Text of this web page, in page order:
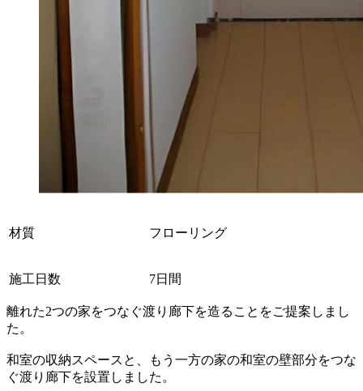
材質 フローリング
施工日数 7日間
離れた2つの家をつなぐ渡り廊下を造ることをご提案しまし
た。
和室の収納スペースと、もう一方の家の和室の壁部分をつな
ぐ渡り廊下を設置しました。